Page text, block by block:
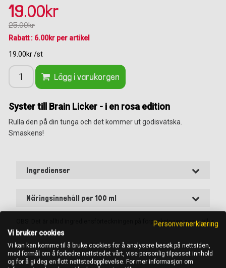
19.00kr
25.00kr
Rabatt : 6.00kr per artikel
19.00kr /st
Lägg i varukorgen
Syster till Brain Licker - i en rosa edition
Rulla den på din tunga och det kommer ut godisvätska.
Smaskens!
Ingredienser
Näringsinnehåll per 100 ml
OBS! Det är alltid ingrediensförteckningen på förpackningen som gäller
Personvernerklæring
Vi bruker cookies
Vi kan kan komme til å bruke cookies for å analysere besøk på nettsiden,
med formål om å forbedre nettstedet vårt, vise personlig tilpasset innhold
og for å gi deg en flott nettstedopplevelse. For mer informasjon om